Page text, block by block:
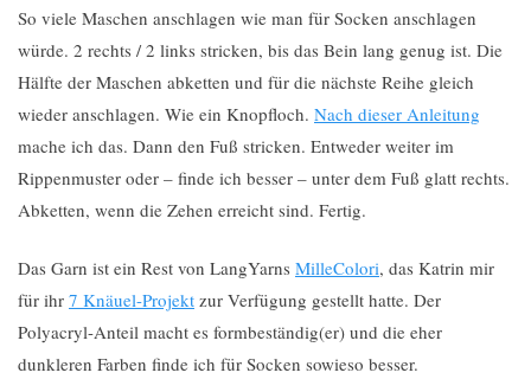
So viele Maschen anschlagen wie man für Socken anschlagen
würde. 2 rechts / 2 links stricken, bis das Bein lang genug ist. Die
Hälfte der Maschen abketten und für die nächste Reihe gleich
wieder anschlagen. Wie ein Knopfloch. Nach dieser Anleitung
mache ich das. Dann den Fuß stricken. Entweder weiter im
Rippenmuster oder – finde ich besser – unter dem Fuß glatt rechts.
Abketten, wenn die Zehen erreicht sind. Fertig.
Das Garn ist ein Rest von LangYarns MilleColori, das Katrin mir
für ihr 7 Knäuel-Projekt zur Verfügung gestellt hatte. Der
Polyacryl-Anteil macht es formbeständig(er) und die eher
dunkleren Farben finde ich für Socken sowieso besser.